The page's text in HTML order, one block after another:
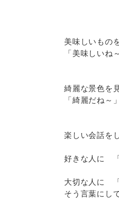
美味しいもの
「美味しいね
綺麗な景色を
「綺麗だね～
楽しい会話を
好きな人に
大切な人に 「
そう言葉にし